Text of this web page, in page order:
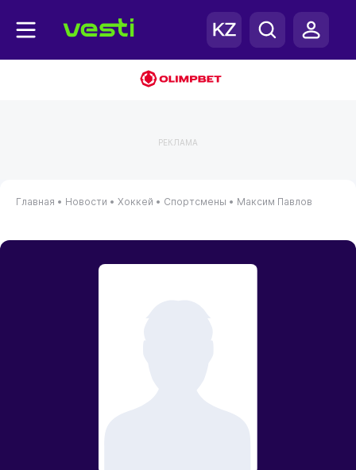
РЕКЛАМА
Главная • Новости • Хоккей • Спортсмены • Максим Павлов